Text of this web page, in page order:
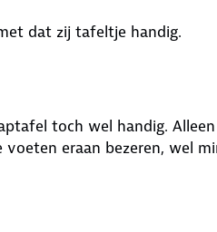
dat zij tafeltje handig.
toch wel handig.
eraan bezeren, wel